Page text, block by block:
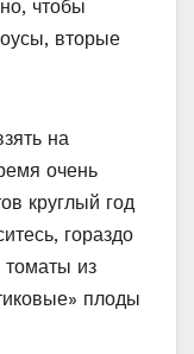
чтобы
вторые
на
очень
круглый год
гораздо
томаты из
плоды